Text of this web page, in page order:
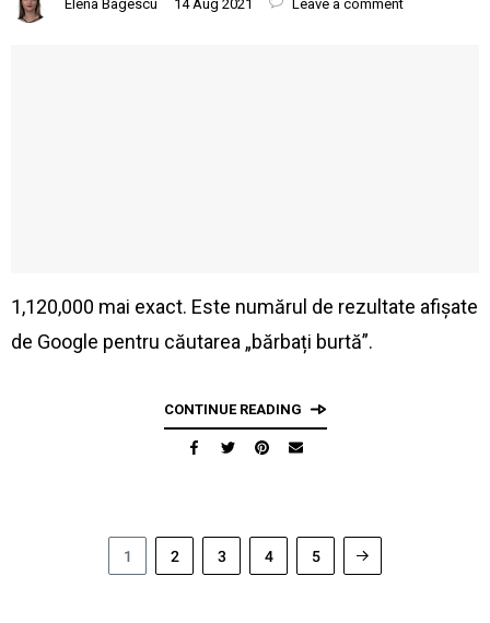
Elena Bagescu 14 Aug 2021 Leave a comment
1,120,000 mai exact. Este numărul de rezultate afișate
de Google pentru căutarea „bărbați burtă”.
CONTINUE READING
1 2 3 4 5